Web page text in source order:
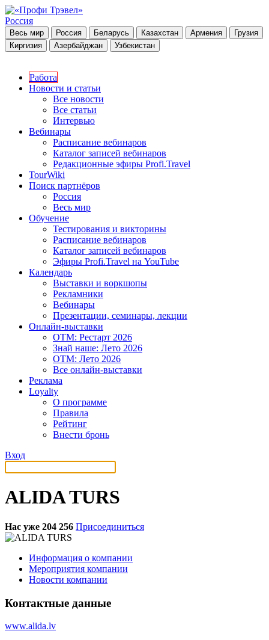
Россия
Весь мир Россия Беларусь Казахстан Армения
Грузия
Киргизия
Азербайджан Узбекистан
Работа
Новости и статьи
Все новости
Все статьи
Интервью
Вебинары
Расписание вебинаров
Каталог записей вебинаров
Редакционные эфиры Profi.Travel
TourWiki
Поиск партнёров
Россия
Весь мир
Обучение
Тестирования и викторины
Расписание вебинаров
Каталог записей вебинаров
Эфиры Profi.Travel на YouTube
Календарь
Выставки и воркшопы
Рекламники
Вебинары
Презентации, семинары, лекции
Онлайн-выставки
OTM: Рестарт 2026
Знай наше: Лето 2026
OTM: Лето 2026
Все онлайн-выставки
Реклама
Loyalty
О программе
Правила
Рейтинг
Внести бронь
Вход
ALIDA TURS
Нас уже 204 256 Присоединиться
Информация о компании
Мероприятия компании
Новости компании
Контактные данные
www.alida.lv